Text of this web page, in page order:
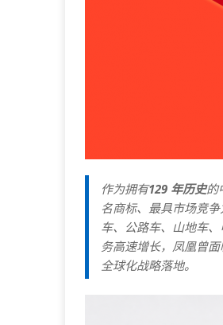
作为拥有129 年历史的
名商标、最具市场竞
车、公路车、山地车
务高速增长，凤凰曾面
全球化战略落地。